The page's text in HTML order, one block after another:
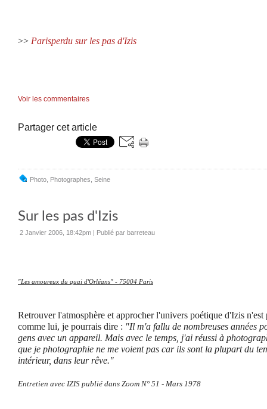
>> Parisperdu sur les pas d'Izis
Voir les commentaires
Partager cet article
Photo Photographes Seine
Sur les pas d'Izis
2 Janvier 2006, 18:42pm | Publié par barreteau
"Les amoureux du quai d'Orléans" - 75004 Paris
Retrouver l'atmosphère et approcher l'univers poétique d'Izis n'est
comme lui, je pourrais dire : "Il m'a fallu de nombreuses années
gens avec un appareil. Mais avec le temps, j'ai réussi à
que je photographie ne me voient pas car ils sont la plupart du
intérieur, dans leur rêve."
Entretien avec IZIS publié dans Zoom N° 51 - Mars 1978